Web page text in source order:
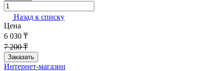
Назад к списку
Цена
6 030 ₸
7 200 ₸
Заказать
Интернет-магазин